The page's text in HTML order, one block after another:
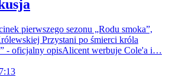
pierwszego sezonu „Rodu smoka”,
Przystani po śmierci króla
- oficjalny opisAlicent werbuje Cole'a i…